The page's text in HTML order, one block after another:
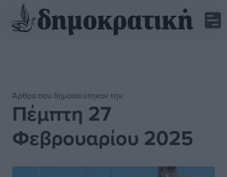
Άρθρα που δημοσιεύτηκαν την:
Πέμπτη 27
Φεβρουαρίου 2025